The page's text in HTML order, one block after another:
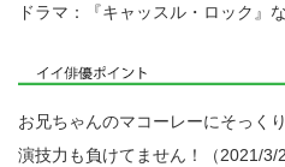
ドラマ：『キャッスル・ロック』
お兄ちゃんのマコーレーにそっく
演技力も負けてません！（2021/3/